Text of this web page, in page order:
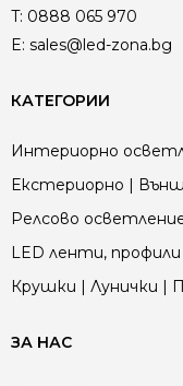
T: 0888 065 970
E: sales@led-zona.bg
КАТЕГОРИИ
Интериорно
Екстериорно |
Релсово
LED ленти,
Крушки | Лунички |
ЗА НАС